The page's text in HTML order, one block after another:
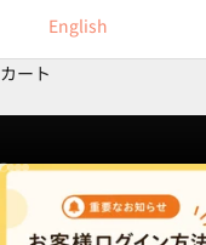
English
カート
I18n Error: Missing
I18n Error: Missing
I18n Error: Missing
I18n Error: Missing